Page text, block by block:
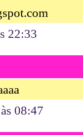
22:33
08:47